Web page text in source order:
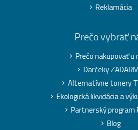
Reklamácia
Prečo vybrať
Prečo nakupovať u
Darčeky
Alternatívne tonery
Ekologická likvidácia a
Partnerský program
Blog